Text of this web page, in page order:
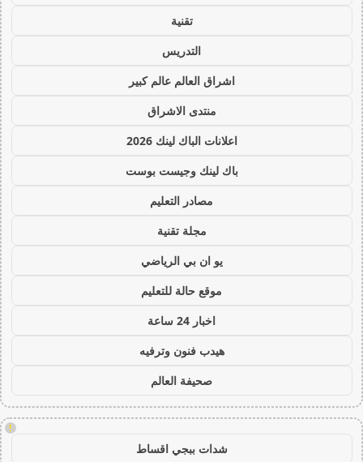
تقنية
التدريس
اشراق العالم عالم كبير
منتدى الاشراق
اعلانات الباك لينك 2026
باك لينك وجيست بوست
مصادر التعليم
مجلة تقنية
يو ان بي الرياضي
موقع حالة للتعليم
اخبار 24 ساعة
هيدب فنون وترفيه
صحيفة العالم
!
شدات ببجي اقساط